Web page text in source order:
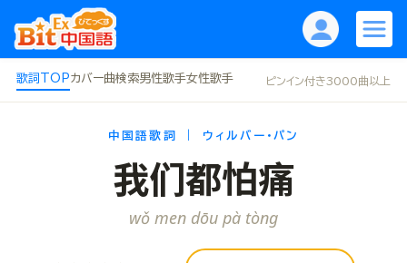
歌詞TOPカバー曲検索男性歌手女性歌手 ピンイン付き3000曲以上
中国語歌詞 ｜ ウィルバー・パン
我们都怕痛
wǒ men dōu pà tòng